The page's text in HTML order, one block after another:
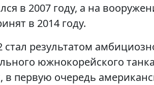
в 2007 году, а на
в 2014 году.
стал результатом
южнокорейского
первую очередь